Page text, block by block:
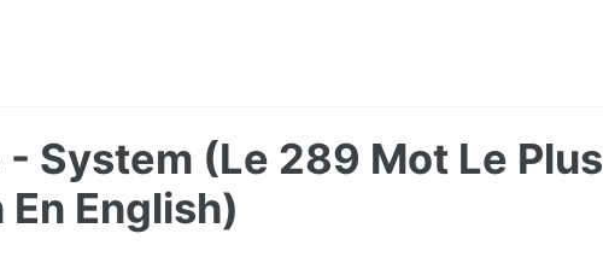
System (Le 289 Mot Le Plus
English)